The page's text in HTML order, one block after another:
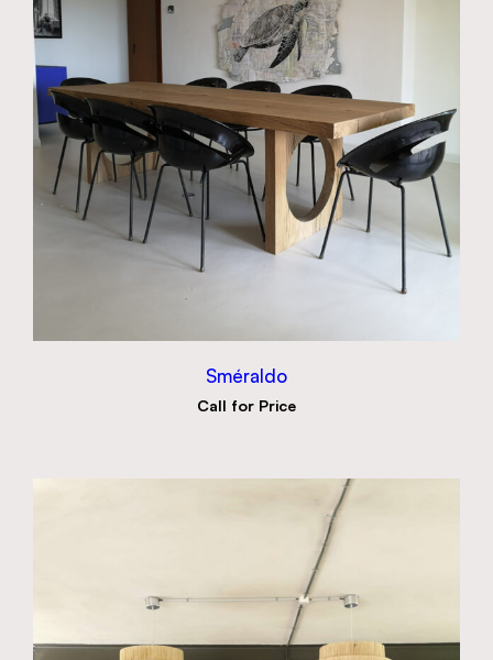
Sméraldo
Call for Price